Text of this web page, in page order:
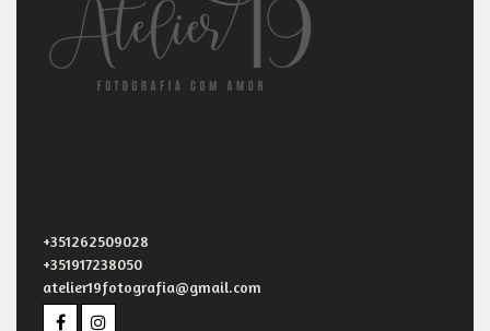
+351262509028
+351917238050
atelier19fotografia@gmail.com